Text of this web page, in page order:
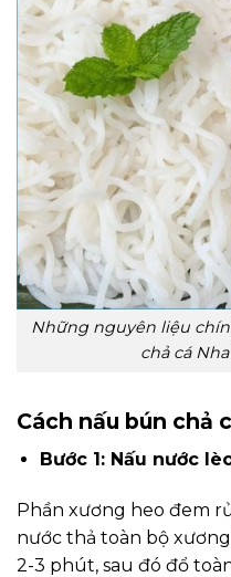
Những nguyên liệu
chả cá
Cách nấu bún chả
Bước 1: Nấu nước
Phần xương heo đem
nước thả toàn bộ
2-3 phút, sau đó đổ